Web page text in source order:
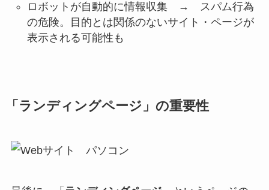
ロボットが自動的に情報収集 → スパム行為
の危険。目的とは関係のないサイト・ページが
表示される可能性も
「ランディングページ」の重要性